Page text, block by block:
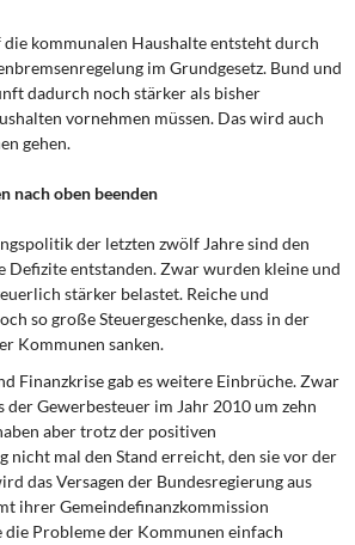
kommunalen Haushalte entsteht durch
im Grundgesetz. Bund und
dadurch noch stärker als bisher
vornehmen müssen. Das wird auch
gehen.
nach oben beenden
der letzten zwölf Jahre sind den
Defizite entstanden. Zwar wurden kleine und
stärker belastet. Reiche und
so große Steuergeschenke, dass in der
Kommunen sanken.
Finanzkrise gab es weitere Einbrüche. Zwar
der Gewerbesteuer im Jahr 2010 um zehn
aber trotz der positiven
mal den Stand erreicht, den sie vor der
das Versagen der Bundesregierung aus
ihrer Gemeindefinanzkommission
die Probleme der Kommunen einfach